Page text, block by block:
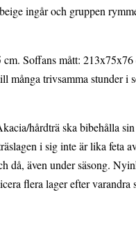
ingår och gruppen
Soffans mått: 213x75x76
många trivsamma stunder i
hårdträ ska bibehålla
i sig inte är lika feta
då, även under säsong.
flera lager efter varandra